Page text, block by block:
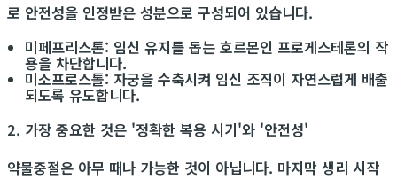
로 안전성을 인정받은 성분으로 구성되어 있습니다.
미페프리스톤: 임신 유지를 돕는 호르몬인 프로게스테론의 작
용을 차단합니다.
미소프로스톨: 자궁을 수축시켜 임신 조직이 자연스럽게 배출
되도록 유도합니다.
2. 가장 중요한 것은 '정확한 복용 시기'와 '안전성'
약물중절은 아무 때나 가능한 것이 아닙니다. 마지막 생리 시작